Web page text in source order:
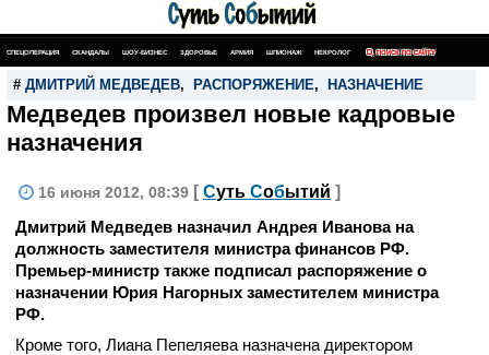
СПЕЦОПЕРАЦИЯ СКАНДАЛЫ ШОУ-БИЗНЕС ЗДОРОВЬЕ АРМИЯ ШПИОНАЖ НЕКРОЛОГ ПОИСК ПО САЙТУ
# ДМИТРИЙ МЕДВЕДЕВ, РАСПОРЯЖЕНИЕ, НАЗНАЧЕНИЕ
Медведев произвел новые кадровые
назначения
16 июня 2012, 08:39 [ Суть Событий ]
Дмитрий Медведев назначил Андрея Иванова на
должность заместителя министра финансов РФ.
Премьер-министр также подписал распоряжение о
назначении Юрия Нагорных заместителем министра
РФ.
Кроме того, Лиана Пепеляева назначена директором